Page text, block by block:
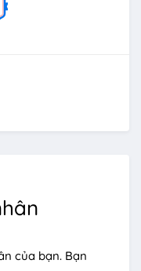
của bạn. Bạn